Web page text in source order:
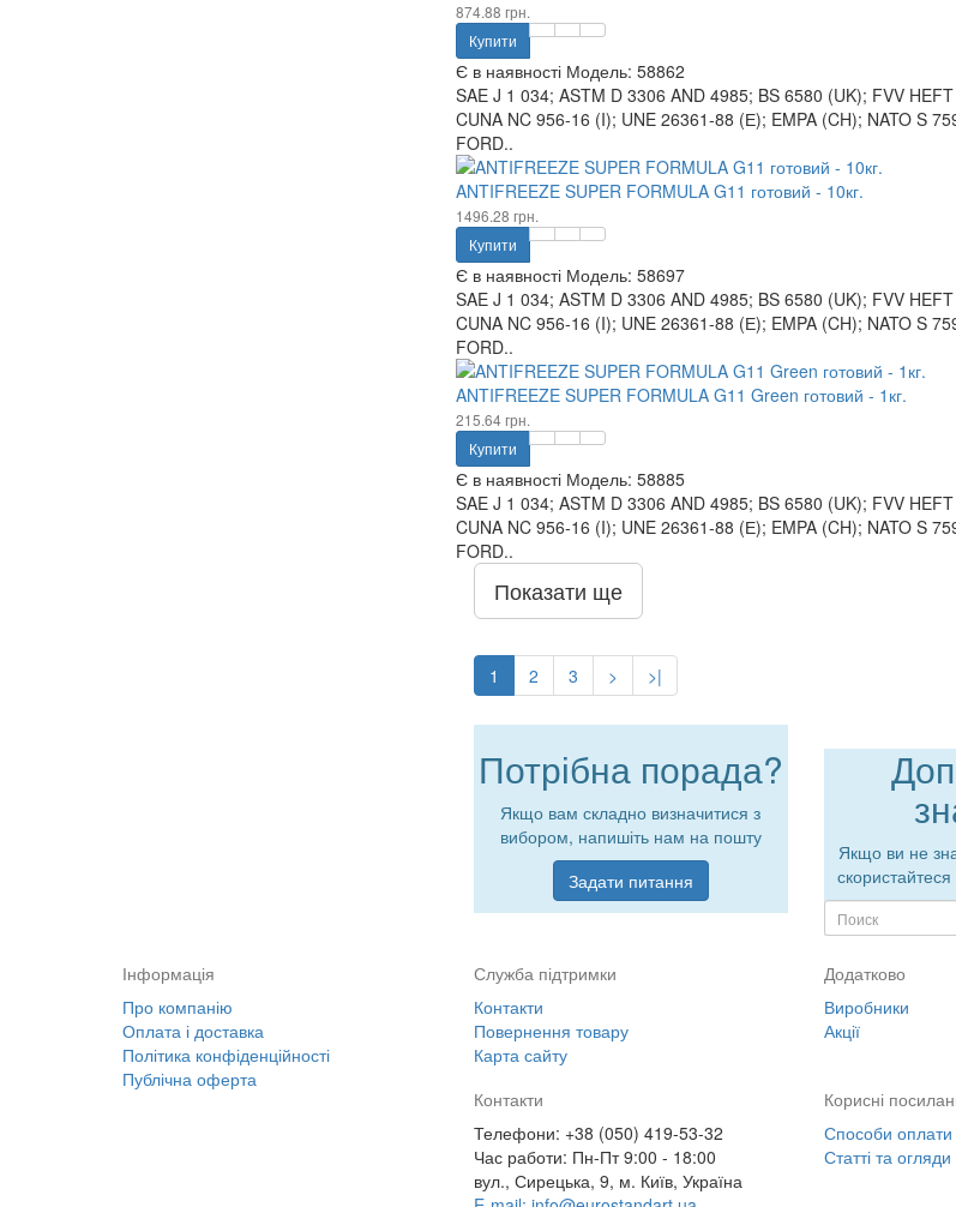
874.88 грн.
Купити
Є в наявності Модель: 58862
SAE J 1 034; ASTM D 3306 AND 4985; BS 6580 (UK); FVV
CUNA NC 956-16 (I); UNE 26361-88 (Е); EMPA (CH); NATO S
FORD..
ANTIFREEZE SUPER FORMULA G11 готовий - 10кг.
1496.28 грн.
Купити
Є в наявності Модель: 58697
SAE J 1 034; ASTM D 3306 AND 4985; BS 6580 (UK); FVV
CUNA NC 956-16 (I); UNE 26361-88 (Е); EMPA (CH); NATO S
FORD..
ANTIFREEZE SUPER FORMULA G11 Green готовий - 1кг.
215.64 грн.
Купити
Є в наявності Модель: 58885
SAE J 1 034; ASTM D 3306 AND 4985; BS 6580 (UK); FVV
CUNA NC 956-16 (I); UNE 26361-88 (Е); EMPA (CH); NATO S
FORD..
Показати ще
1 2 3 > >|
Потрібна порада?
Якщо вам складно визначитися з
вибором, напишіть нам на пошту
Задати питання
Якщо ви не
Інформація
Про компанію
Оплата і доставка
Політика конфіденційності
Публічна оферта
Служба підтримки
Контакти
Повернення товару
Карта сайту
Додатково
Виробники
Акції
Контакти
Телефони: +38 (050) 419-53-32
Час работи: Пн-Пт 9:00 - 18:00
вул., Сирецька, 9, м. Київ, Україна
Корисні
Способи оплати
Статті та огляди